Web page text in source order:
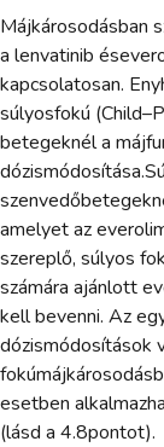
Májkárosodásban
a lenvatinib
kapcsolatosan.
súlyosfokú
betegeknél a
amelyet az
szereplő, súlyos
számára ajánlott
kell bevenni. Az
dózismódosítások
esetben
(lásd a 4.8pontot).